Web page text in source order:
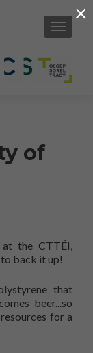
SHOW/
of
at the CTTÉI,
back it up!
that
beer...so
for a
×